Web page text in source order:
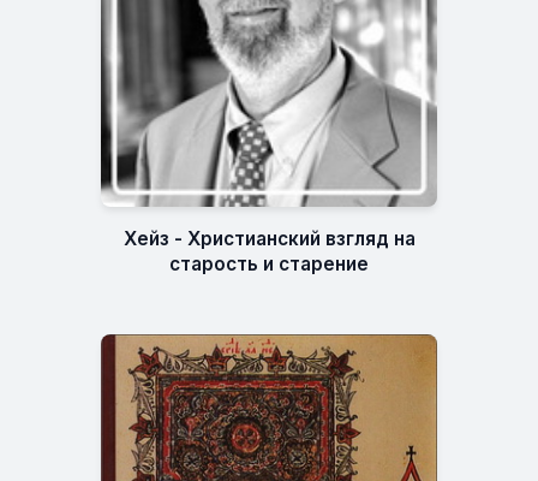
Хейз - Христианский взгляд на
старость и старение